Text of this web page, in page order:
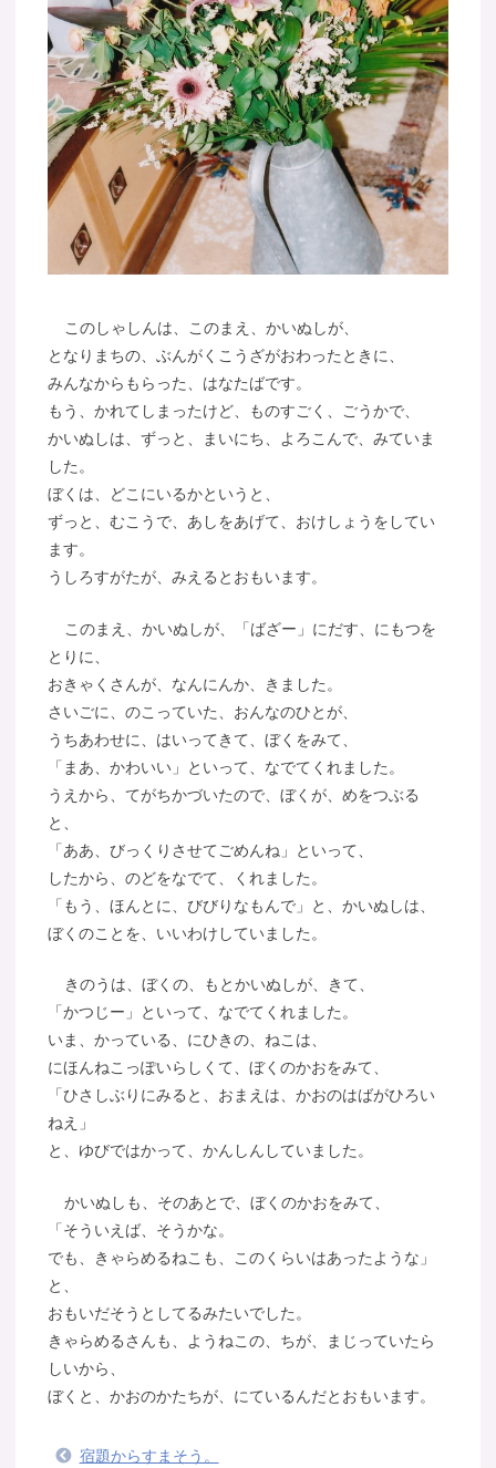
このしゃしんは、このまえ、かいぬしが、
となりまちの、ぶんがくこうざがおわったときに、
みんなからもらった、はなたばです。
もう、かれてしまったけど、ものすごく、ごうかで、
かいぬしは、ずっと、まいにち、よろこんで、みていま
した。
ぼくは、どこにいるかというと、
ずっと、むこうで、あしをあげて、おけしょうをしてい
ます。
うしろすがたが、みえるとおもいます。
このまえ、かいぬしが、「ばざー」にだす、にもつを
とりに、
おきゃくさんが、なんにんか、きました。
さいごに、のこっていた、おんなのひとが、
うちあわせに、はいってきて、ぼくをみて、
「まあ、かわいい」といって、なでてくれました。
うえから、てがちかづいたので、ぼくが、めをつぶる
と、
「ああ、びっくりさせてごめんね」といって、
したから、のどをなでて、くれました。
「もう、ほんとに、びびりなもんで」と、かいぬしは、
ぼくのことを、いいわけしていました。
きのうは、ぼくの、もとかいぬしが、きて、
「かつじー」といって、なでてくれました。
いま、かっている、にひきの、ねこは、
にほんねこっぽいらしくて、ぼくのかおをみて、
「ひさしぶりにみると、おまえは、かおのはばがひろい
ねえ」
と、ゆびではかって、かんしんしていました。
かいぬしも、そのあとで、ぼくのかおをみて、
「そういえば、そうかな。
でも、きゃらめるねこも、このくらいはあったような」
と、
おもいだそうとしてるみたいでした。
きゃらめるさんも、ようねこの、ちが、まじっていたら
しいから、
ぼくと、かおのかたちが、にているんだとおもいます。
宿題からすまそう。